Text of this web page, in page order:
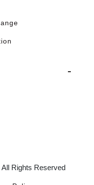
Rights Reserved